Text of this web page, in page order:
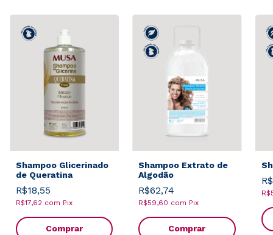
Shampoo Glicerinado
de Queratina
R$18,55
R$17,62 com Pix
Comprar
Shampoo Extrato de
Algodão
R$62,74
R$59,60 com Pix
Comprar